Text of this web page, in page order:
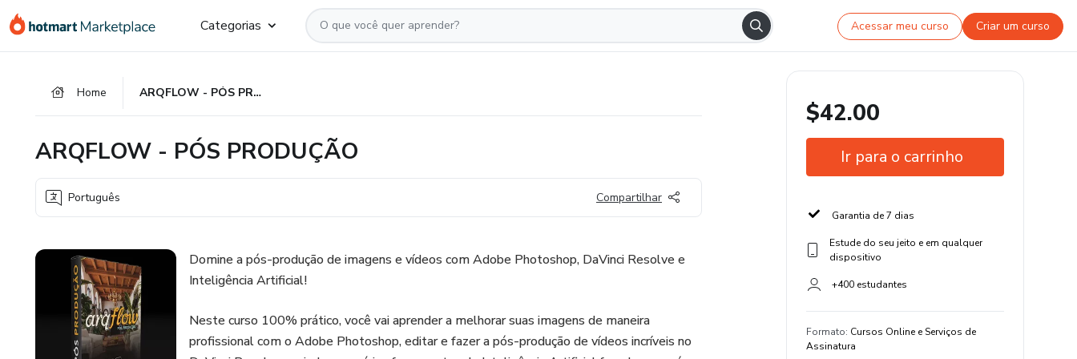
para
para
para
Categorias Acessar meu curso Criar um curso
Home ARQFLOW - PÓS PRODUÇÃO
ARQFLOW - PÓS PRODUÇÃO
Português Compartilhar
Domine a pós-produção de imagens e vídeos com Adobe Photoshop, DaVinci Resolve e
Inteligência Artificial!
Neste curso 100% prático, você vai aprender a melhorar suas imagens de maneira
profissional com o Adobe Photoshop, editar e fazer a pós-produção de vídeos incríveis no
$42.00
Ir para o carrinho
Garantia de 7 dias
Estude do seu jeito e em qualquer
dispositivo
+400 estudantes
Formato: Cursos Online e Serviços de
Assinatura